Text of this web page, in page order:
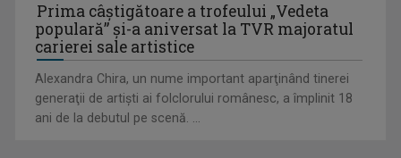
TELEȘCOALA: Matematică, clasa a VIII-a, elemente de
algebră (II) / VIDEO
Prima câştigătoare a trofeului „Vedeta
populară” şi-a aniversat la TVR majoratul
carierei sale artistice
Alexandra Chira, un nume important aparţinând tinerei
generaţii de artişti ai folclorului românesc, a împlinit 18
ani de la debutul pe scenă. ...